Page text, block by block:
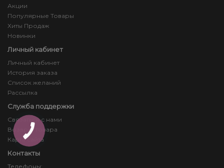
Акции
Популярные Товары
Хиты Продаж
Новинки
Личный кабинет
Личный кабинет
История заказа
Список желаний
Рассылка
Служба поддержки
Связаться с нами
Возврат товара
Карта сайта
Контакты
Телефоны: